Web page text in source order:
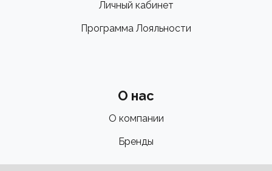
Личный кабинет
Программа Лояльности
О нас
О компании
Бренды